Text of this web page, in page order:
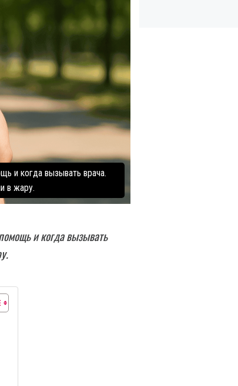
и когда вызывать врача.
в жару.
и когда вызывать